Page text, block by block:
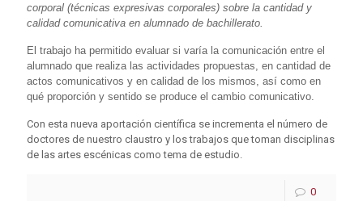
corporal (técnicas expresivas corporales) sobre la cantidad y
calidad comunicativa en alumnado de bachillerato.
El trabajo ha permitido evaluar si varía la comunicación entre el
alumnado que realiza las actividades propuestas, en cantidad de
actos comunicativos y en calidad de los mismos, así como en
qué proporción y sentido se produce el cambio comunicativo.
Con esta nueva aportación científica se incrementa el número de
doctores de nuestro claustro y los trabajos que toman disciplinas
de las artes escénicas como tema de estudio.
0